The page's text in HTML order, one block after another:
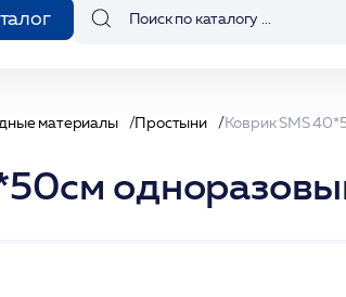
материалы Простыни